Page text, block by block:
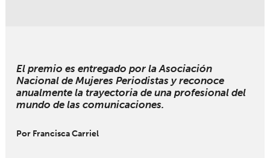
El premio es entregado por la Asociación
Nacional de Mujeres Periodistas y reconoce
anualmente la trayectoria de una profesional del
mundo de las comunicaciones.
Por Francisca Carriel